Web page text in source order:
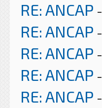
RE: ANCAP -
RE: ANCAP -
RE: ANCAP -
RE: ANCAP -
RE: ANCAP -